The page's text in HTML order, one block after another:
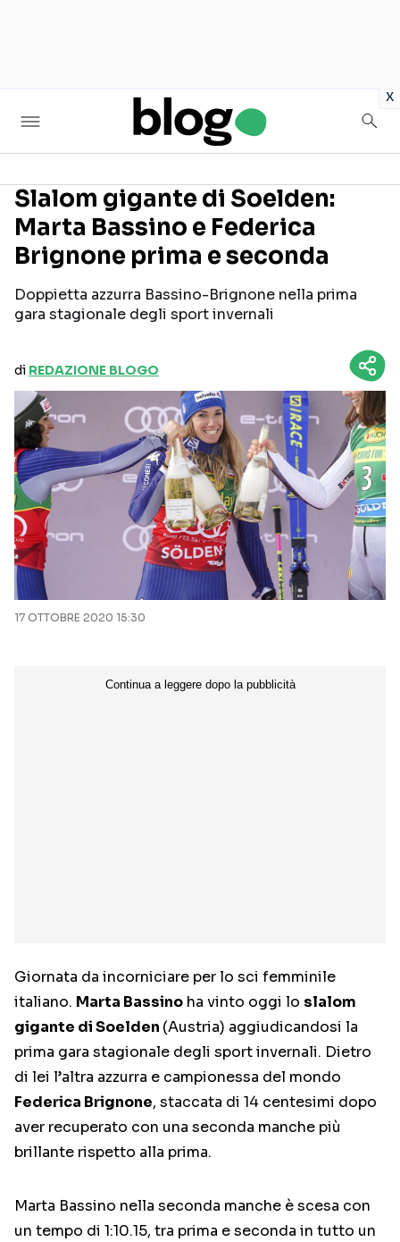
x
Seguici sui social
Slalom gigante di Soelden:
Marta Bassino e Federica
Brignone prima e seconda
Doppietta azzurra Bassino-Brignone nella prima
gara stagionale degli sport invernali
di REDAZIONE BLOGO
17 OTTOBRE 2020 15:30
Giornata da incorniciare per lo sci femminile
italiano. Marta Bassino ha vinto oggi lo slalom
gigante di Soelden (Austria) aggiudicandosi la
prima gara stagionale degli sport invernali. Dietro
di lei l’altra azzurra e campionessa del mondo
Federica Brignone, staccata di 14 centesimi dopo
aver recuperato con una seconda manche più
brillante rispetto alla prima.
Marta Bassino nella seconda manche è scesa con
un tempo di 1:10.15, tra prima e seconda in tutto un